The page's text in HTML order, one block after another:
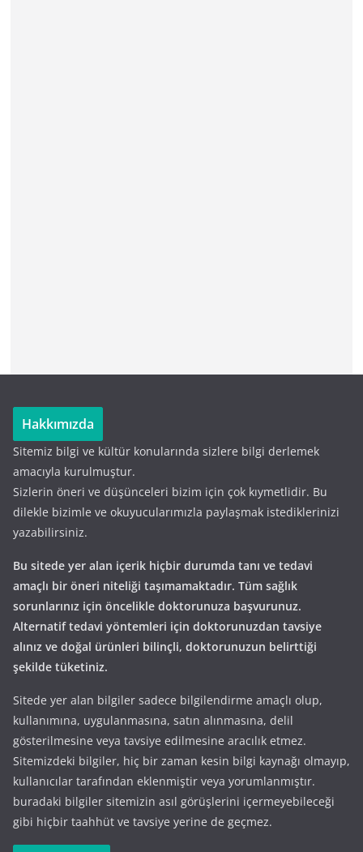
Hakkımızda
Sitemiz bilgi ve kültür konularında sizlere bilgi derlemek
amacıyla kurulmuştur.
Sizlerin öneri ve düşünceleri bizim için çok kıymetlidir. Bu
dilekle bizimle ve okuyucularımızla paylaşmak istediklerinizi
yazabilirsiniz.
Bu sitede yer alan içerik hiçbir durumda tanı ve tedavi
amaçlı bir öneri niteliği taşımamaktadır. Tüm sağlık
sorunlarınız için öncelikle doktorunuza başvurunuz.
Alternatif tedavi yöntemleri için doktorunuzdan tavsiye
alınız ve doğal ürünleri bilinçli, doktorunuzun belirttiği
şekilde tüketiniz.
Sitede yer alan bilgiler sadece bilgilendirme amaçlı olup,
kullanımına, uygulanmasına, satın alınmasına, delil
gösterilmesine veya tavsiye edilmesine aracılık etmez.
Sitemizdeki bilgiler, hiç bir zaman kesin bilgi kaynağı olmayıp,
kullanıcılar tarafından eklenmiştir veya yorumlanmıştır.
buradaki bilgiler sitemizin asıl görüşlerini içermeyebileceği
gibi hiçbir taahhüt ve tavsiye yerine de geçmez.